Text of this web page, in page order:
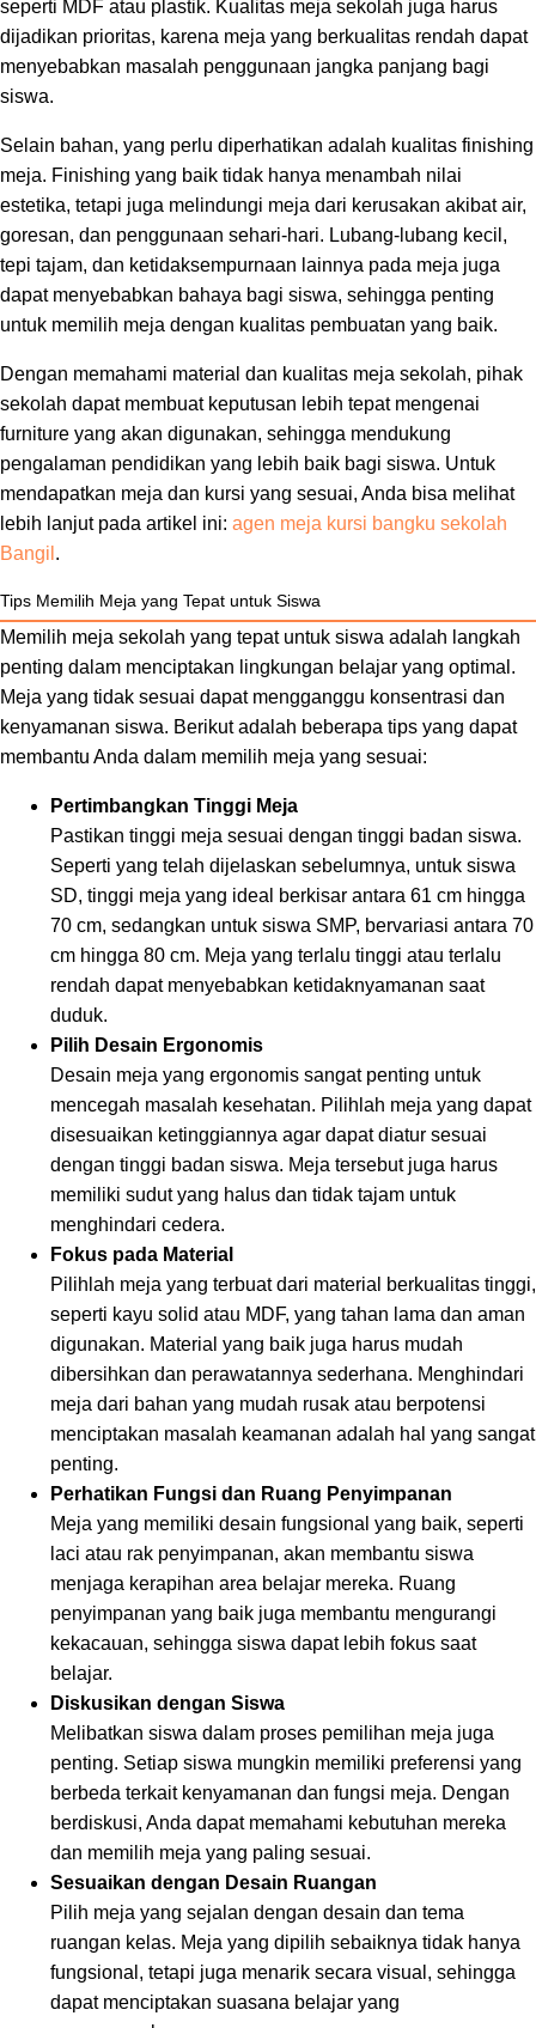
seperti MDF atau plastik. Kualitas meja sekolah juga harus
dijadikan prioritas, karena meja yang berkualitas rendah dapat
menyebabkan masalah penggunaan jangka panjang bagi
siswa.
Selain bahan, yang perlu diperhatikan adalah kualitas finishing
meja. Finishing yang baik tidak hanya menambah nilai
estetika, tetapi juga melindungi meja dari kerusakan akibat air,
goresan, dan penggunaan sehari-hari. Lubang-lubang kecil,
tepi tajam, dan ketidaksempurnaan lainnya pada meja juga
dapat menyebabkan bahaya bagi siswa, sehingga penting
untuk memilih meja dengan kualitas pembuatan yang baik.
Dengan memahami material dan kualitas meja sekolah, pihak
sekolah dapat membuat keputusan lebih tepat mengenai
furniture yang akan digunakan, sehingga mendukung
pengalaman pendidikan yang lebih baik bagi siswa. Untuk
mendapatkan meja dan kursi yang sesuai, Anda bisa melihat
lebih lanjut pada artikel ini: agen meja kursi bangku sekolah
Bangil .
Tips Memilih Meja yang Tepat untuk Siswa
Memilih meja sekolah yang tepat untuk siswa adalah langkah
penting dalam menciptakan lingkungan belajar yang optimal.
Meja yang tidak sesuai dapat mengganggu konsentrasi dan
kenyamanan siswa. Berikut adalah beberapa tips yang dapat
membantu Anda dalam memilih meja yang sesuai:
Pertimbangkan Tinggi Meja
Pastikan tinggi meja sesuai dengan tinggi badan siswa.
Seperti yang telah dijelaskan sebelumnya, untuk siswa
SD, tinggi meja yang ideal berkisar antara 61 cm hingga
70 cm, sedangkan untuk siswa SMP, bervariasi antara 70
cm hingga 80 cm. Meja yang terlalu tinggi atau terlalu
rendah dapat menyebabkan ketidaknyamanan saat
duduk.
Pilih Desain Ergonomis
Desain meja yang ergonomis sangat penting untuk
mencegah masalah kesehatan. Pilihlah meja yang dapat
disesuaikan ketinggiannya agar dapat diatur sesuai
dengan tinggi badan siswa. Meja tersebut juga harus
memiliki sudut yang halus dan tidak tajam untuk
menghindari cedera.
Fokus pada Material
Pilihlah meja yang terbuat dari material berkualitas tinggi,
seperti kayu solid atau MDF, yang tahan lama dan aman
digunakan. Material yang baik juga harus mudah
dibersihkan dan perawatannya sederhana. Menghindari
meja dari bahan yang mudah rusak atau berpotensi
menciptakan masalah keamanan adalah hal yang sangat
penting.
Perhatikan Fungsi dan Ruang Penyimpanan
Meja yang memiliki desain fungsional yang baik, seperti
laci atau rak penyimpanan, akan membantu siswa
menjaga kerapihan area belajar mereka. Ruang
penyimpanan yang baik juga membantu mengurangi
kekacauan, sehingga siswa dapat lebih fokus saat
belajar.
Diskusikan dengan Siswa
Melibatkan siswa dalam proses pemilihan meja juga
penting. Setiap siswa mungkin memiliki preferensi yang
berbeda terkait kenyamanan dan fungsi meja. Dengan
berdiskusi, Anda dapat memahami kebutuhan mereka
dan memilih meja yang paling sesuai.
Sesuaikan dengan Desain Ruangan
Pilih meja yang sejalan dengan desain dan tema
ruangan kelas. Meja yang dipilih sebaiknya tidak hanya
fungsional, tetapi juga menarik secara visual, sehingga
dapat menciptakan suasana belajar yang